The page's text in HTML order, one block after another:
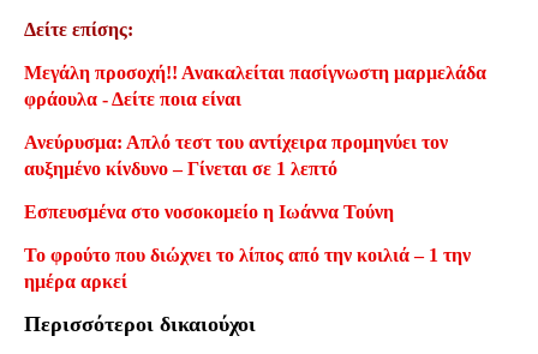
Δείτε επίσης:
Μεγάλη προσοχή!! Ανακαλείται πασίγνωστη μαρμελάδα
φράουλα - Δείτε ποια είναι
Ανεύρυσμα: Απλό τεστ του αντίχειρα προμηνύει τον
αυξημένο κίνδυνο – Γίνεται σε 1 λεπτό
Εσπευσμένα στο νοσοκομείο η Ιωάννα Τούνη
Το φρούτο που διώχνει το λίπος από την κοιλιά – 1 την
ημέρα αρκεί
Περισσότεροι δικαιούχοι